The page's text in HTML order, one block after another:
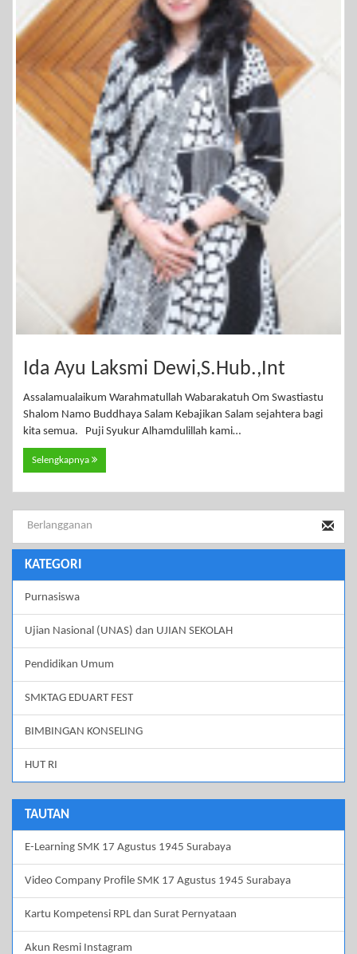
Ida Ayu Laksmi Dewi,S.Hub.,Int
Assalamualaikum Warahmatullah Wabarakatuh Om Swastiastu
Shalom Namo Buddhaya Salam Kebajikan Salam sejahtera bagi
kita semua. Puji Syukur Alhamdulillah kami…
Selengkapnya
KATEGORI
Purnasiswa
Ujian Nasional (UNAS) dan UJIAN SEKOLAH
Pendidikan Umum
SMKTAG EDUART FEST
BIMBINGAN KONSELING
HUT RI
TAUTAN
E-Learning SMK 17 Agustus 1945 Surabaya
Video Company Profile SMK 17 Agustus 1945 Surabaya
Kartu Kompetensi RPL dan Surat Pernyataan
Akun Resmi Instagram